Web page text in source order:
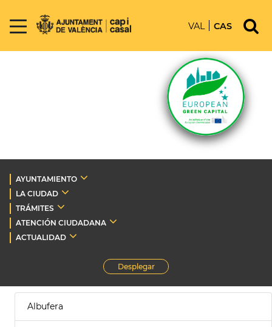
VAL CAS
AYUNTAMIENTO
LA CIUDAD
TRÁMITES
ATENCIÓN CIUDADANA
ACTUALIDAD
Desplegar
Albufera